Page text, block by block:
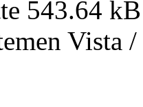
543.64
Vista